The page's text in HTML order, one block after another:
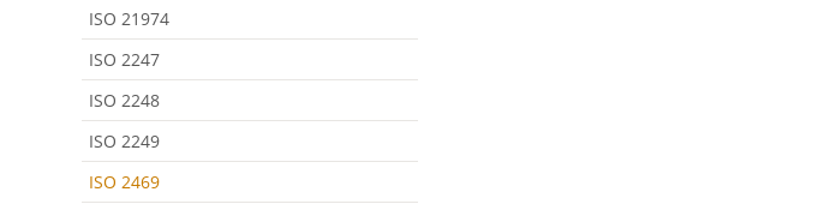
ISO 21974
ISO 2247
ISO 2248
ISO 2249
ISO 2469